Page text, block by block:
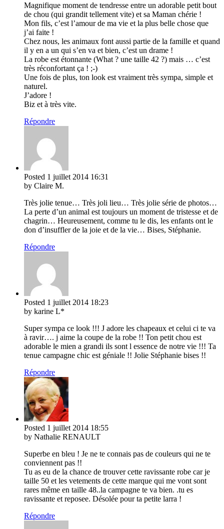
Magnifique moment de tendresse entre un adorable petit bout
de chou (qui grandit tellement vite) et sa Maman chérie !
Mon fils, c’est l’amour de ma vie et la plus belle chose que
j’ai faite !
Chez nous, les animaux font aussi partie de la famille et quand
il y en a un qui s’en va et bien, c’est un drame !
La robe est étonnante (What ? une taille 42 ?) mais … c’est
très réconfortant ça ! ;-)
Une fois de plus, ton look est vraiment très sympa, simple et
naturel.
J’adore !
Biz et à très vite.
Répondre
Posted 1 juillet 2014 16:31
by Claire M.
Très jolie tenue… Très joli lieu… Très jolie série de photos…
La perte d’un animal est toujours un moment de tristesse et de
chagrin… Heureusement, comme tu le dis, les enfants ont le
don d’insuffler de la joie et de la vie… Bises, Stéphanie.
Répondre
Posted 1 juillet 2014 18:23
by karine L*
Super sympa ce look !!! J adore les chapeaux et celui ci te va
à ravir…. j aime la coupe de la robe !! Ton petit chou est
adorable le mien a grandi ils sont l essence de notre vie !!! Ta
tenue campagne chic est géniale !! Jolie Stéphanie bises !!
Répondre
Posted 1 juillet 2014 18:55
by Nathalie RENAULT
Superbe en bleu ! Je ne te connais pas de couleurs qui ne te
conviennent pas !!
Tu as eu de la chance de trouver cette ravissante robe car je
taille 50 et les vetements de cette marque qui me vont sont
rares même en taille 48..la campagne te va bien. .tu es
ravissante et reposee. Désolée pour ta petite larra !
Répondre